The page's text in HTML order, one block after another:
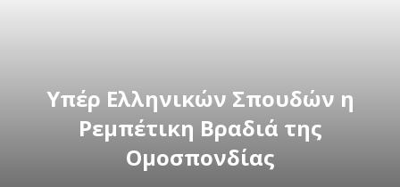
Υπέρ Ελληνικών Σπουδών η
Ρεμπέτικη Βραδιά της
Ομοσπονδίας